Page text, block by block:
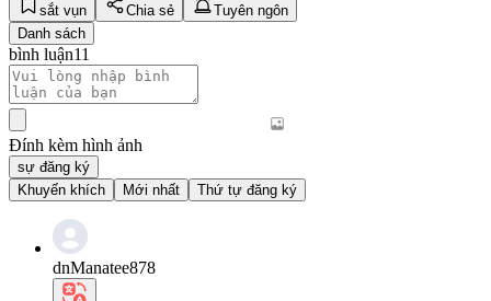
sắt vụn
Chia sẻ
Tuyên ngôn
Danh sách
bình luận11
Đính kèm hình ảnh
sự đăng ký
Khuyến khích
Mới nhất Thứ tự đăng ký
dnManatee878